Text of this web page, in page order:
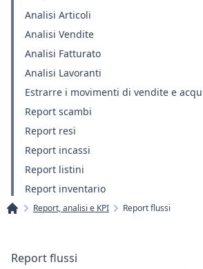
Analisi Articoli
Analisi Vendite
Analisi Fatturato
Analisi Lavoranti
Estrarre i movimenti di vendite e
Report scambi
Report resi
Report incassi
Report listini
Report inventario
Report, analisi e KPI Report flussi
Report flussi